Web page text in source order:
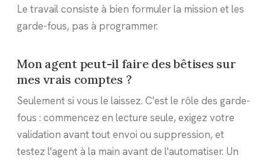
Le travail consiste à bien formuler la mission et les
garde-fous, pas à programmer.
Mon agent peut-il faire des bêtises sur
mes vrais comptes ?
Seulement si vous le laissez. C'est le rôle des garde-
fous : commencez en lecture seule, exigez votre
validation avant tout envoi ou suppression, et
testez l'agent à la main avant de l'automatiser. Un